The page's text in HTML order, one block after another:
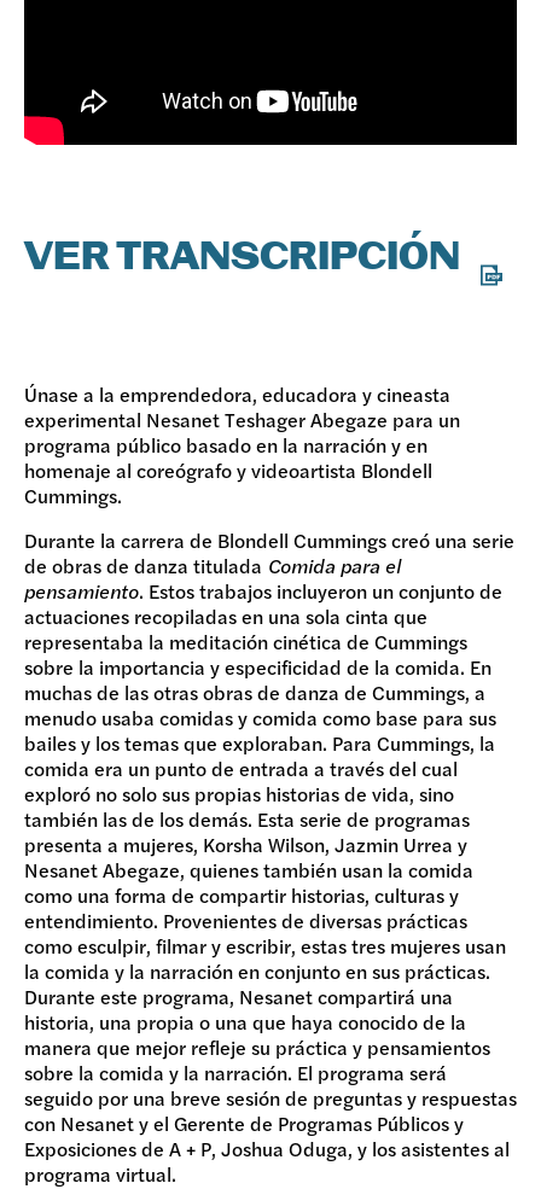
VER TRANSCRIPCIÓN
Únase a la emprendedora, educadora y cineasta
experimental Nesanet Teshager Abegaze para un
programa público basado en la narración y en
homenaje al coreógrafo y videoartista Blondell
Cummings.
Durante la carrera de Blondell Cummings creó una serie
de obras de danza titulada Comida para el
pensamiento. Estos trabajos incluyeron un conjunto de
actuaciones recopiladas en una sola cinta que
representaba la meditación cinética de Cummings
sobre la importancia y especificidad de la comida. En
muchas de las otras obras de danza de Cummings, a
menudo usaba comidas y comida como base para sus
bailes y los temas que exploraban. Para Cummings, la
comida era un punto de entrada a través del cual
exploró no solo sus propias historias de vida, sino
también las de los demás. Esta serie de programas
presenta a mujeres, Korsha Wilson, Jazmin Urrea y
Nesanet Abegaze, quienes también usan la comida
como una forma de compartir historias, culturas y
entendimiento. Provenientes de diversas prácticas
como esculpir, filmar y escribir, estas tres mujeres usan
la comida y la narración en conjunto en sus prácticas.
Durante este programa, Nesanet compartirá una
historia, una propia o una que haya conocido de la
manera que mejor refleje su práctica y pensamientos
sobre la comida y la narración. El programa será
seguido por una breve sesión de preguntas y respuestas
con Nesanet y el Gerente de Programas Públicos y
Exposiciones de A + P, Joshua Oduga, y los asistentes al
programa virtual.